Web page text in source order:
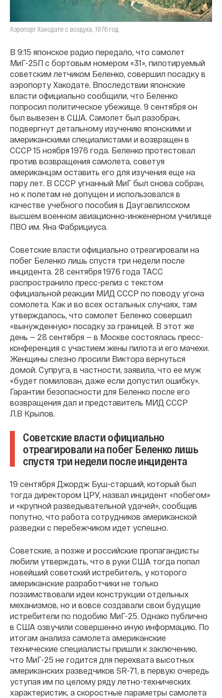
Аэропорт Хакодате с воздуха, 1976 год
В 9:15 японское радио передало, что самолет
МиГ-25П с бортовым номером «31», пилотируемый
советским летчиком Беленко, совершил посадку в
аэропорту Хакодате. Впоследствии японские
власти официально сообщили, что Беленко
попросил политическое убежище. 9 сентября он
был вывезен в США. Самолет был разобран,
подвергнут детальному изучению японскими и
американскими специалистами и возвращен в
СССР 15 ноября 1976 года. Беленко протестовал
против возвращения самолета, советуя
американцам оставить его для изучения еще на
пару лет. В СССР угнанный МиГ был снова собран,
но к полетам не допущен и использовался в
качестве учебного пособия в Даугавпилсском
высшем военном авиационно-инженерном училище
ПВО им. Яна Фабрициуса.
Советские власти официально отреагировали на
побег Беленко лишь спустя три недели после
инцидента. 28 сентября 1976 года ТАСС
распространило пресс-релиз с текстом
официальной реакции МИД СССР по поводу угона
сомолета. Как и во всех остальных случаях, там
утверждалось, что самолет Беленко совершил
«вынужденную» посадку за границей. В этот же
день — 28 сентября — в Москве состоялась пресс-
конференция с участием жены пилота и его мачехи.
Женщины слезно просили Виктора вернуться
домой. Супруга, в частности, заявила, что ее муж
«будет помилован, даже если допустил ошибку».
Гарантии безопасности для Беленко после его
возвращения дал и представитель МИД СССР
Л.В Крылов.
Советские власти официально
отреагировали на побег Беленко лишь
спустя три недели после инцидента
19 сентября Джордж Буш-старший, который был
тогда директором ЦРУ, назвал инцидент «побегом»
и «крупной разведывательной удачей», сообщив
попутно, что работа сотрудников американской
разведки с перебежчиком идет успешно.
Советские, а позже и российские пропагандисты
любили утверждать, что в руки США тогда попал
новейший советский истребитель, у которого
американские разработчики не только
позаимствовали идеи конструкции отдельных
механизмов, но и вовсе создавали свои будущие
истребители по подобию МиГ-25. Однако публично
в США озвучили совершенно иную информацию. По
итогам анализа самолета американские
технические специалисты пришли к заключению,
что МиГ-25 не годится для перехвата высотных
американских разведчиков SR-71, в первую очередь
уступая им по целому ряду летно-технических
характеристик, а скоростные параметры самолета